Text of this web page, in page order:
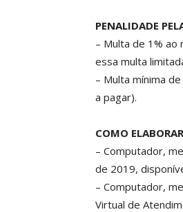
PENALIDADE
– Multa de 1%
essa multa
– Multa mínima
a pagar).
COMO ELABORAR
– Computador,
de 2019,
– Computador,
Virtual de